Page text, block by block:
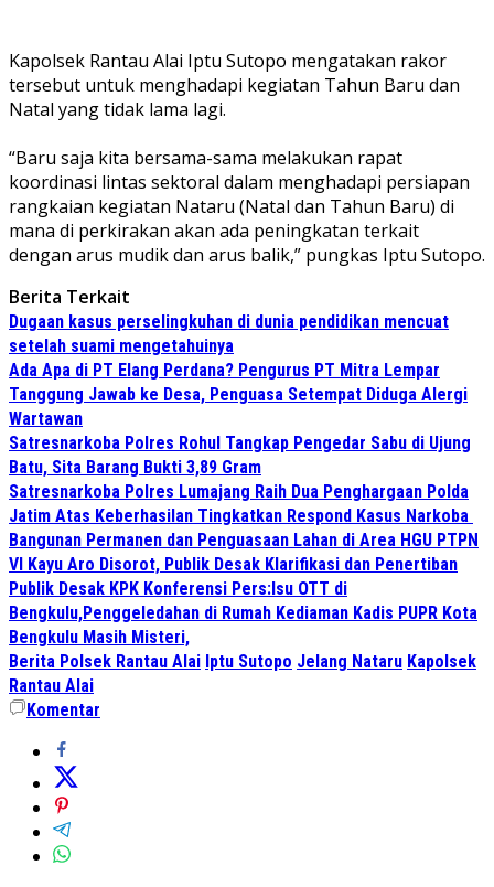
Kapolsek Rantau Alai Iptu Sutopo mengatakan rakor
tersebut untuk menghadapi kegiatan Tahun Baru dan
Natal yang tidak lama lagi.
“Baru saja kita bersama-sama melakukan rapat
koordinasi lintas sektoral dalam menghadapi persiapan
rangkaian kegiatan Nataru (Natal dan Tahun Baru) di
mana di perkirakan akan ada peningkatan terkait
dengan arus mudik dan arus balik,” pungkas Iptu Sutopo.
Berita Terkait
Dugaan kasus perselingkuhan di dunia pendidikan mencuat
setelah suami mengetahuinya
Ada Apa di PT Elang Perdana? Pengurus PT Mitra Lempar
Tanggung Jawab ke Desa, Penguasa Setempat Diduga Alergi
Wartawan
Satresnarkoba Polres Rohul Tangkap Pengedar Sabu di Ujung
Batu, Sita Barang Bukti 3,89 Gram
Satresnarkoba Polres Lumajang Raih Dua Penghargaan Polda
Jatim Atas Keberhasilan Tingkatkan Respond Kasus Narkoba
Bangunan Permanen dan Penguasaan Lahan di Area HGU PTPN
VI Kayu Aro Disorot, Publik Desak Klarifikasi dan Penertiban
Publik Desak KPK Konferensi Pers:Isu OTT di
Bengkulu,Penggeledahan di Rumah Kediaman Kadis PUPR Kota
Bengkulu Masih Misteri,
Berita Polsek Rantau Alai Iptu Sutopo Jelang Nataru Kapolsek
Rantau Alai
Komentar